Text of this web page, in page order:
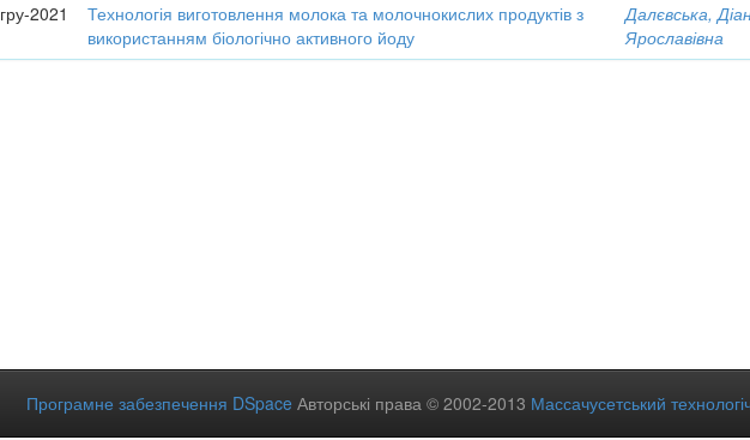
2021
Технологія виготовлення молока та молочнокислих продуктів з
використанням біологічно активного йоду
Далєвська,
Ярославівна
Програмне забезпечення DSpace Авторські права © 2002-2013 Массачусетський